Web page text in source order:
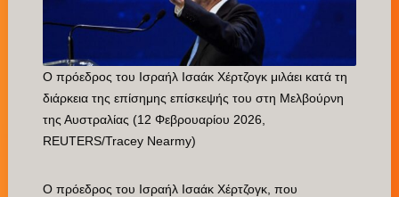
Ο πρόεδρος του Ισραήλ Ισαάκ Χέρτζογκ μιλάει κατά τη
διάρκεια της επίσημης επίσκεψής του στη Μελβούρνη
της Αυστραλίας (12 Φεβρουαρίου 2026,
REUTERS/Tracey Nearmy)
Ο πρόεδρος του Ισραήλ Ισαάκ Χέρτζογκ, που